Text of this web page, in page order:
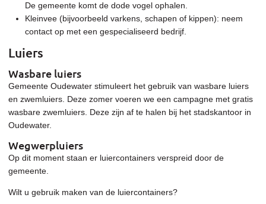
De gemeente komt de dode vogel ophalen.
Kleinvee (bijvoorbeeld varkens, schapen of kippen): neem
contact op met een gespecialiseerd bedrijf.
Luiers
Wasbare luiers
Gemeente Oudewater stimuleert het gebruik van wasbare luiers
en zwemluiers. Deze zomer voeren we een campagne met gratis
wasbare zwemluiers. Deze zijn af te halen bij het stadskantoor in
Oudewater.
Wegwerpluiers
Op dit moment staan er luiercontainers verspreid door de
gemeente.
Wilt u gebruik maken van de luiercontainers?